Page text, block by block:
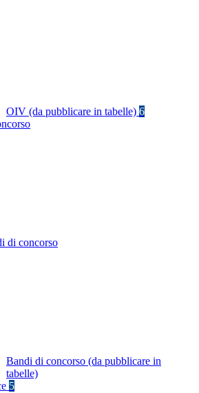
OIV (da pubblicare in tabelle) 6
di concorso
Bandi di concorso (da pubblicare in
tabelle)
5